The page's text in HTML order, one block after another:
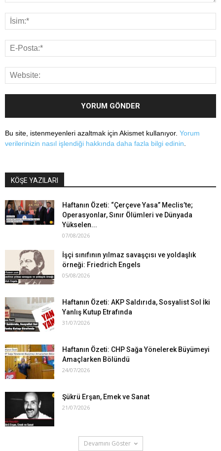
Bu site, istenmeyenleri azaltmak için Akismet kullanıyor. Yorum
verilerinizin nasıl işlendiği hakkında daha fazla bilgi edinin
KÖŞE YAZILARI
Haftanın Özeti: “Çerçeve Yasa” Meclis’te;
Operasyonlar, Sınır Ölümleri ve Dünyada
Yükselen...
07/08/2026
İşçi sınıfının yılmaz savaşçısı ve yoldaşlık
örneği: Friedrich Engels
05/08/2026
Haftanın Özeti: AKP Saldırıda, Sosyalist Sol İki
Yanlış Kutup Etrafında
31/07/2026
Haftanın Özeti: CHP Sağa Yönelerek Büyümeyi
Amaçlarken Bölündü
24/07/2026
Şükrü Erşan, Emek ve Sanat
21/07/2026
Devamını Göster